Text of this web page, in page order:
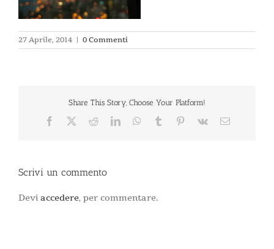
27 Aprile, 2014 | 0 Commenti
Share This Story, Choose Your Platform!
Facebook RedditLinkedInWhatsApp
Tumblr Pinterest
Vk Email
Scrivi un commento
Devi accedere, per commentare.